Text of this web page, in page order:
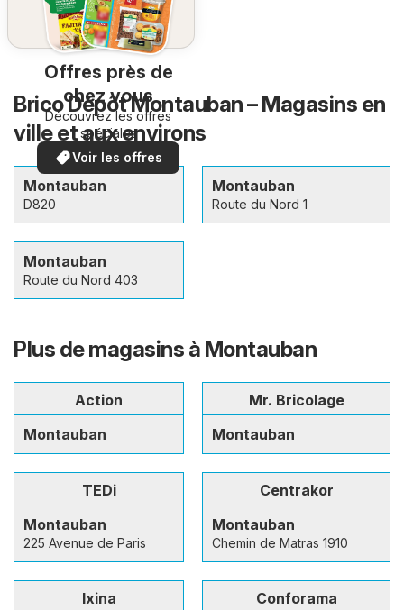
Offres près de
chez vous
Découvrez les offres
spéciales
Voir les offres
Brico Dépôt Montauban – Magasins en
ville et aux environs
Montauban
D820
Montauban
Route du Nord 1
Montauban
Route du Nord 403
Plus de magasins à Montauban
Action
Montauban
Mr. Bricolage
Montauban
TEDi
Montauban
225 Avenue de Paris
Centrakor
Montauban
Chemin de Matras 1910
Ixina Conforama